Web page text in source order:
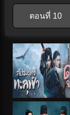
ตอนที่ 10